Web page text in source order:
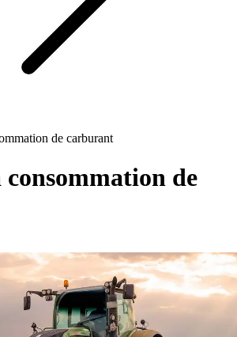
de carburant
de